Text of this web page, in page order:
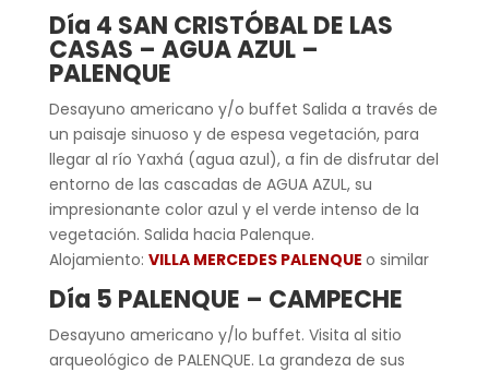
Día 4 SAN CRISTÓBAL DE LAS
CASAS – AGUA AZUL –
PALENQUE
Desayuno americano y/o buffet Salida a través de
un paisaje sinuoso y de espesa vegetación, para
llegar al río Yaxhá (agua azul), a fin de disfrutar del
entorno de las cascadas de AGUA AZUL, su
impresionante color azul y el verde intenso de la
vegetación. Salida hacia Palenque.
Alojamiento: VILLA MERCEDES PALENQUE o similar
Día 5 PALENQUE – CAMPECHE
Desayuno americano y/lo buffet. Visita al sitio
arqueológico de PALENQUE. La grandeza de sus